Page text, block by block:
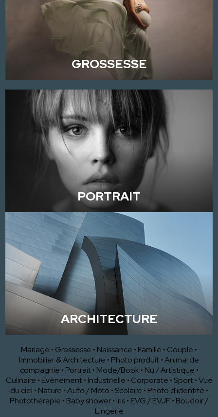
GROSSESSE
PORTRAIT
ARCHITECTURE
Mariage • Grossesse • Naissance • Famille • Couple •
Immobilier & Architecture • Photo produit•Animal de
compagnie • Portrait • Mode/Book • Nu / Artistique •
Culinaire • Evènement • Industrielle • Corporate • Sport •Vue
du ciel • Nature •Auto / Moto • Scolaire • Photo d'identité •
Photothérapie • Baby shower• Iris• EVG / EVJF• Boudoir /
Lingerie